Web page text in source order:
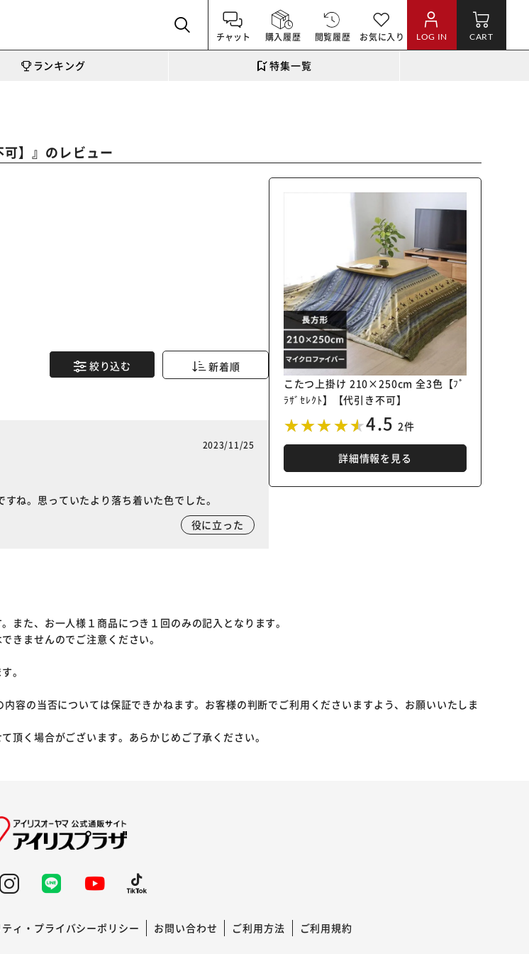
チャット 購入履歴 閲覧履歴 お気に入り LOG IN CART
ランキング 特集一覧
可】』のレビュー
こたつ上掛け 210×250cm 全3色【ﾌﾟ
ﾗｻﾞｾﾚｸﾄ】【代引き不可】
4.5 2件
詳細情報を見る
絞り込む 新着順
2023/11/25
ね。思っていたより落ち着いた色でした。
役に立った
また、お一人様１商品につき１回のみの記入となります。
きませんのでご注意ください。
。
容の当否については保証できかねます。お客様の判断でご利用くださいますよう、お願いいたしま
頂く場合がございます。あらかじめご了承ください。
ィ・プライバシーポリシー お問い合わせ ご利用方法 ご利用規約